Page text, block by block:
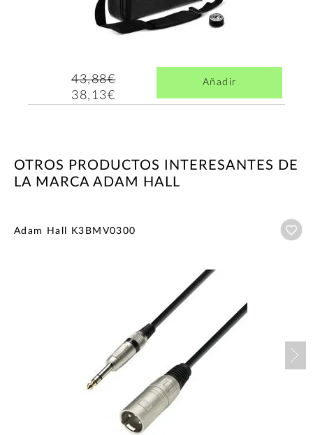
43,88€
38,13€
Añadir
OTROS PRODUCTOS INTERESANTES DE
LA MARCA ADAM HALL
Adam Hall K3BMV0300